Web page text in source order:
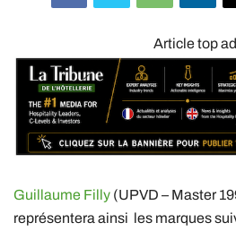
Article top
Guillaume Filly (UPVD – Master
représentera ainsi les marques